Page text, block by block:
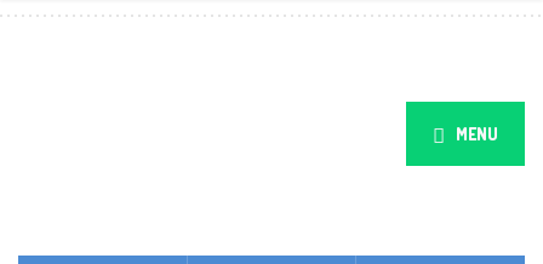
MENU